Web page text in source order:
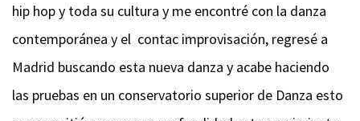
hip hop y toda su cultura y me encontré con la danza
contemporánea y el contac improvisación, regresé a
Madrid buscando esta nueva danza y acabe haciendo
las pruebas en un conservatorio superior de Danza esto